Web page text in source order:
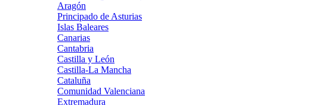
Aragón
Principado de Asturias
Islas Baleares
Canarias
Cantabria
Castilla y León
Castilla-La Mancha
Cataluña
Comunidad Valenciana
Extremadura